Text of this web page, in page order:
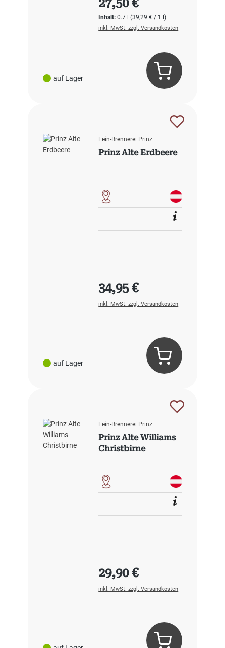
auf Lager
Inhalt:0.7 l(39,29 € / 1 l)
27,50 €
inkl. MwSt. zzgl. Versandkosten
auf Lager
Fein-Brennerei Prinz
Prinz Alte Erdbeere
Regulärer Preis:
34,95 €
inkl. MwSt. zzgl. Versandkosten
Fein-Brennerei Prinz
Prinz Alte Williams
Christbirne
Regulärer Preis:
29,90 €
inkl. MwSt. zzgl. Versandkosten